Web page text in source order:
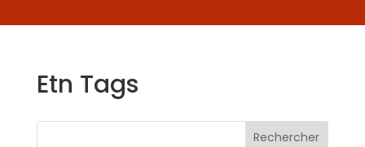
Etn Tags
Rechercher